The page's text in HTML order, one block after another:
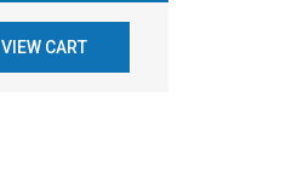
VIEW CART